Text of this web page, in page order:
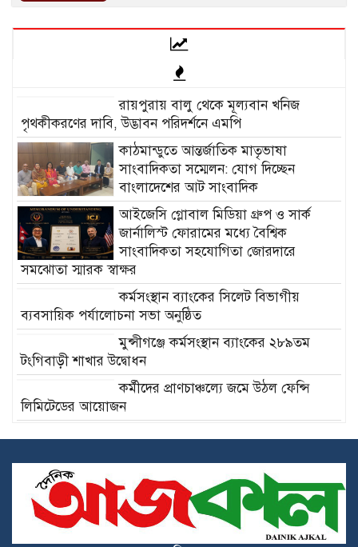
রায়পুরায় বালু থেকে মূল্যবান খনিজ
পৃথকীকরণের দাবি, উদ্ভাবন পরিদর্শনে এমপি
কাঠমান্ডুতে আন্তর্জাতিক মাতৃভাষা
সাংবাদিকতা সম্মেলন: যোগ দিচ্ছেন
বাংলাদেশের আট সাংবাদিক
আইজেসি গ্লোবাল মিডিয়া গ্রুপ ও সার্ক
জার্নালিস্ট ফোরামের মধ্যে বৈশ্বিক
সাংবাদিকতা সহযোগিতা জোরদারে
সমঝোতা স্মারক স্বাক্ষর
কর্মসংস্থান ব্যাংকের সিলেট বিভাগীয়
ব্যবসায়িক পর্যালোচনা সভা অনুষ্ঠিত
মুন্সীগঞ্জে কর্মসংস্থান ব্যাংকের ২৮৯তম
টংগিবাড়ী শাখার উদ্বোধন
কর্মীদের প্রাণচাঞ্চল্যে জমে উঠল ফেন্সি
লিমিটেডের আয়োজন
কালিহাতীতে ধর্ষকদের ফাঁসির দাবিতে মানব
বন্ধন